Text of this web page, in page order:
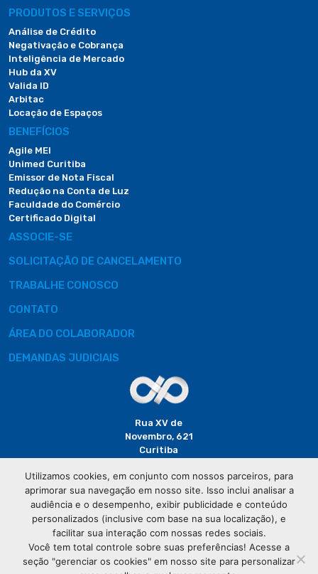
PRODUTOS E SERVIÇOS
Análise de Crédito
Negativação e Cobrança
Inteligência de Mercado
Hub da XV
Valida ID
Arbitac
Locação de Espaços
BENEFÍCIOS
Agile MEI
Unimed Curitiba
Emissor de Nota Fiscal
Redução na Conta de Luz
Faculdade do Comércio
Certificado Digital
ASSOCIE-SE
SOLICITAÇÃO DE CANCELAMENTO
TRABALHE CONOSCO
CONTATO
ÁREA DO COLABORADOR
DEMANDAS JUDICIAIS
Rua XV de
Novembro, 621
Curitiba
(41) 3320-
2929
Utilizamos cookies, em conjunto com nossos parceiros, para
aprimorar sua navegação em nosso site. Isso inclui analisar a
audiência e o desempenho, exibir publicidade e conteúdo
personalizados (inclusive com base na sua localização), e
facilitar sua interação com nossas redes sociais.
Você tem total controle sobre suas preferências! Acesse a
seção "gerenciar os cookies" em nosso site para personalizar